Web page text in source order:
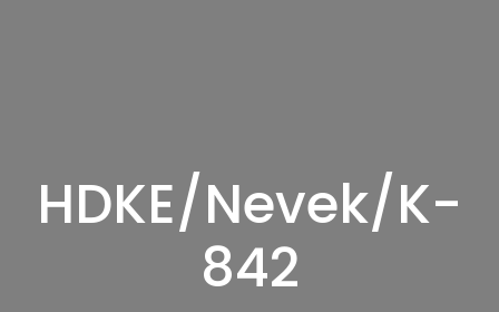
HDKE/Nevek/K-
842